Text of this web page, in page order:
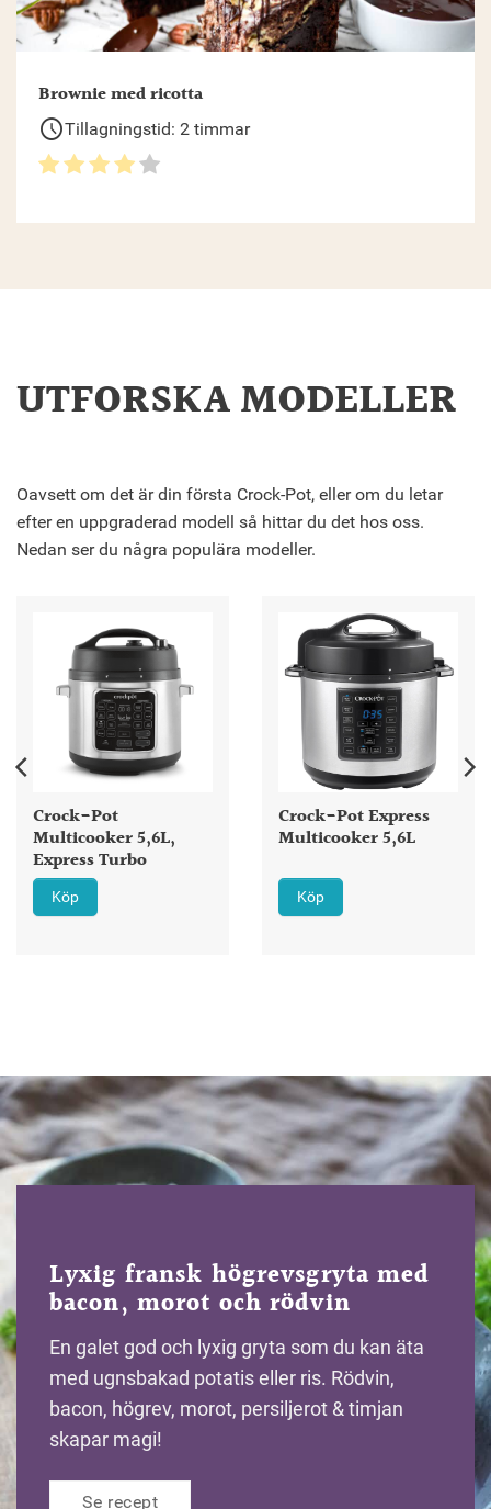
Brownie med ricotta
scheduleTillagningstid: 2 timmar
UTFORSKA MODELLER
Oavsett om det är din första Crock-Pot, eller om du letar
efter en uppgraderad modell så hittar du det hos oss.
Nedan ser du några populära modeller.
Crock-Pot
Multicooker 5,6L,
Express Turbo
Köp
Crock-Pot Express
Multicooker 5,6L
Köp
Lyxig fransk högrevsgryta med
bacon, morot och rödvin
En galet god och lyxig gryta som du kan äta
med ugnsbakad potatis eller ris. Rödvin,
bacon, högrev, morot, persiljerot & timjan
skapar magi!
Se recept